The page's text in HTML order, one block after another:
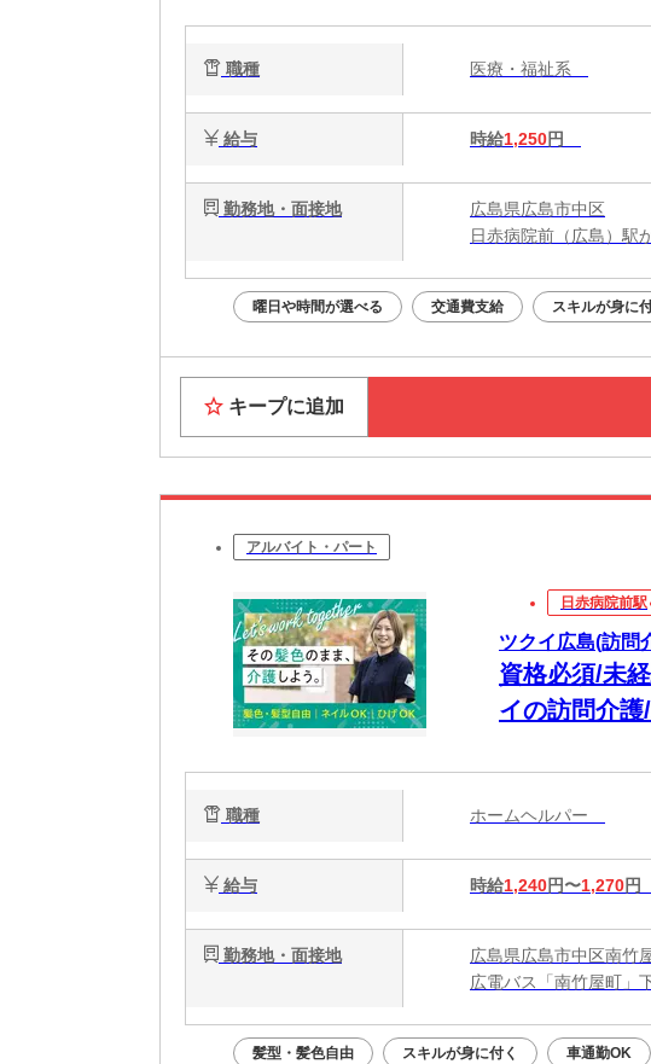
職種 医療・福祉系
給与 時給1,250円
勤務地・面接地
広島県広島市中区
日赤病院前（広島）駅
曜日や時間が選べる 交通費支給 スキルが身に
キープに追加
アルバイト・パート
日赤病院前駅
ツクイ広島(訪問
資格必須/未
イの訪問介護
職種 ホームヘルパー
給与 時給1,240円〜1,270円
勤務地・面接地
広島県広島市中区南竹
広電バス「南竹屋町」
髪型・髪色自由 スキルが身に付く 車通勤OK